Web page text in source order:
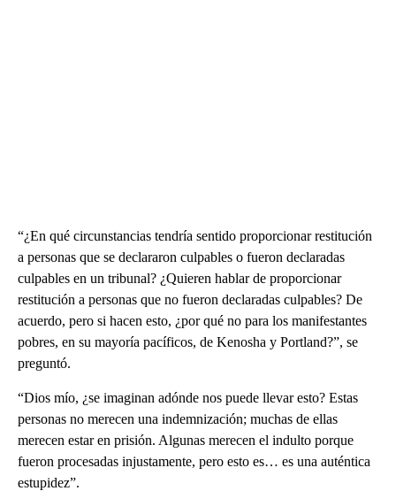
“¿En qué circunstancias tendría sentido proporcionar restitución
a personas que se declararon culpables o fueron declaradas
culpables en un tribunal? ¿Quieren hablar de proporcionar
restitución a personas que no fueron declaradas culpables? De
acuerdo, pero si hacen esto, ¿por qué no para los manifestantes
pobres, en su mayoría pacíficos, de Kenosha y Portland?”, se
preguntó.
“Dios mío, ¿se imaginan adónde nos puede llevar esto? Estas
personas no merecen una indemnización; muchas de ellas
merecen estar en prisión. Algunas merecen el indulto porque
fueron procesadas injustamente, pero esto es… es una auténtica
estupidez”.